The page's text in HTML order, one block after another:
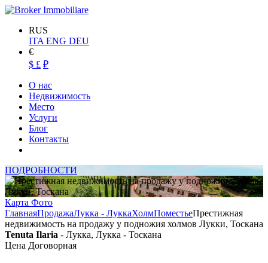
RUS
ITA ENG DEU
€
$ £ ₽
О нас
Недвижимость
Место
Услуги
Блог
Контакты
ПОДРОБНОСТИ
Карта Фото
ГлавнаяПродажаЛукка - ЛуккаХолмПоместьеПрестижная
недвижимость на продажу у подножия холмов Лукки, Тоскана
Tenuta Ilaria - Лукка, Лукка - Тоскана
Цена Договорная